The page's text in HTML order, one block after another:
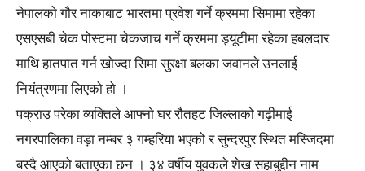
नेपालको गौर नाकाबाट भारतमा प्रवेश गर्ने क्रममा सिमामा रहेका
एसएसबी चेक पोस्टमा चेकजाच गर्ने क्रममा ड्यूटीमा रहेका हबलदार
माथि हातपात गर्न खोज्दा सिमा सुरक्षा बलका जवानले उनलाई
नियंत्रणमा लिएको हो ।
पक्राउ परेका व्यक्तिले आफ्नो घर रौतहट जिल्लाको गढ़ीमाई
नगरपालिका वड़ा नम्बर ३ गम्हरिया भएको र सुन्दरपुर स्थित मस्जिदमा
बस्दै आएको बताएका छन । ३४ वर्षीय युवकले शेख सहाबुद्दीन नाम